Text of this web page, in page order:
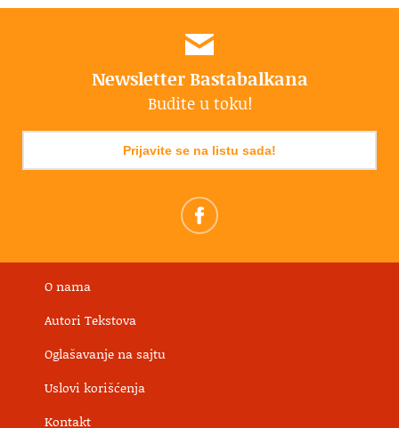
Newsletter Bastabalkana
Budite u toku!
Prijavite se na listu sada!
O nama
Autori Tekstova
Oglašavanje na sajtu
Uslovi korišćenja
Kontakt